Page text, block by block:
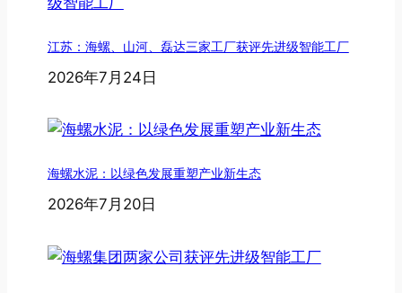
江苏：海螺、山河、磊达三家工厂获评先进级智能工厂
2026年7月24日
海螺水泥：以绿色发展重塑产业新生态
2026年7月20日